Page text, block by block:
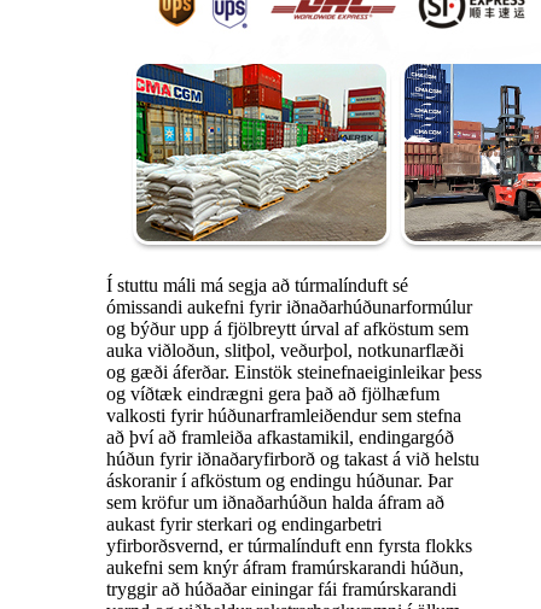
Í stuttu máli má segja að túrmalínduft sé
ómissandi aukefni fyrir iðnaðarhúðunarformúlur
og býður upp á fjölbreytt úrval af afköstum sem
auka viðloðun, slitþol, veðurþol, notkunarflæði
og gæði áferðar. Einstök steinefnaeiginleikar þess
og víðtæk eindrægni gera það að fjölhæfum
valkosti fyrir húðunarframleiðendur sem stefna
að því að framleiða afkastamikil, endingargóð
húðun fyrir iðnaðaryfirborð og takast á við helstu
áskoranir í afköstum og endingu húðunar. Þar
sem kröfur um iðnaðarhúðun halda áfram að
aukast fyrir sterkari og endingarbetri
yfirborðsvernd, er túrmalínduft enn fyrsta flokks
aukefni sem knýr áfram framúrskarandi húðun,
tryggir að húðaðar einingar fái framúrskarandi